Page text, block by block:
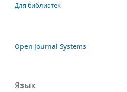
Для библиотек
Open Journal Systems
Язык